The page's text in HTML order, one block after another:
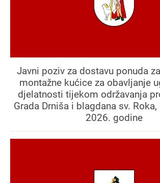
Javni poziv za dostavu ponuda
montažne kućice za obavljanje
djelatnosti tijekom održavanja
Grada Drniša i blagdana sv.
2026. godine